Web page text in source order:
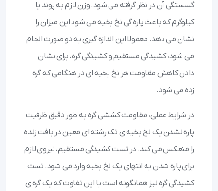
گسستگی آن در نظر گرفته می شود. وزن لازم به پوند یا
کیلوگرم که باعث پاره گی نخ بخیه می شود این میزان را
نشان می دهد. معمولا این اندازه گیری به دو صورت انجام
می شود، کشیدگی مستقیم و کشیدگی گره، برای نشان
دادن کاهش مقاومت هر نخ بخیه ای در هنگامی که گره
زده می شود.
در شرایط عملی، مقاومت کششی گره به طور دقیق ظرفیت
پاره نشدن یک نخ بخیه ی تک رشته ای معین در بافت زنده
را منعکس می کند. در تست کشیدگی مستقیم، نیروی لازم
برای پاره شدن به انتهای یک نخ بخیه وارد می شود. تست
کشیدگی گره نیز همانگونه است با این تفاوت که یک گره ی